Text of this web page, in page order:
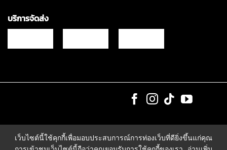
บริการจัดส่ง
เว็บไซต์นี้ใช้คุกกี้เพื่อมอบประสบการณ์การท่องเว็บที่ดียิ่งขึ้นแก่คุณ